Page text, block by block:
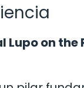
Lupo on the